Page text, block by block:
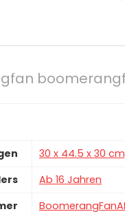
‎30 x 44.5 x 30
‎Ab 16 Jahren